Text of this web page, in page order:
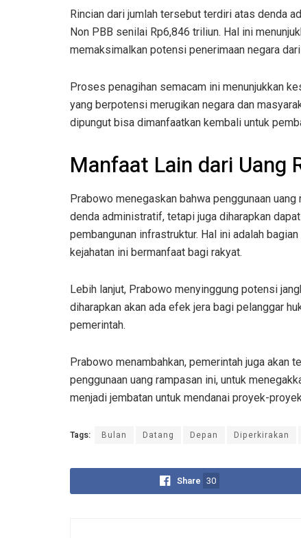
Rincian dari jumlah tersebut terdiri atas denda
Non PBB senilai Rp6,846 triliun. Hal ini
memaksimalkan potensi penerimaan negara
Proses penagihan semacam ini menunjukkan
yang berpotensi merugikan negara dan
dipungut bisa dimanfaatkan kembali untuk
Manfaat Lain dari Uang
Prabowo menegaskan bahwa penggunaan
denda administratif, tetapi juga diharapkan
pembangunan infrastruktur. Hal ini adalah
kejahatan ini bermanfaat bagi rakyat.
Lebih lanjut, Prabowo menyinggung potensi
diharapkan akan ada efek jera bagi pelanggar
pemerintah.
Prabowo menambahkan, pemerintah juga akan
penggunaan uang rampasan ini, untuk
menjadi jembatan untuk mendanai proyek-
Tags: Bulan Datang Depan Diperkirakan
Share 30